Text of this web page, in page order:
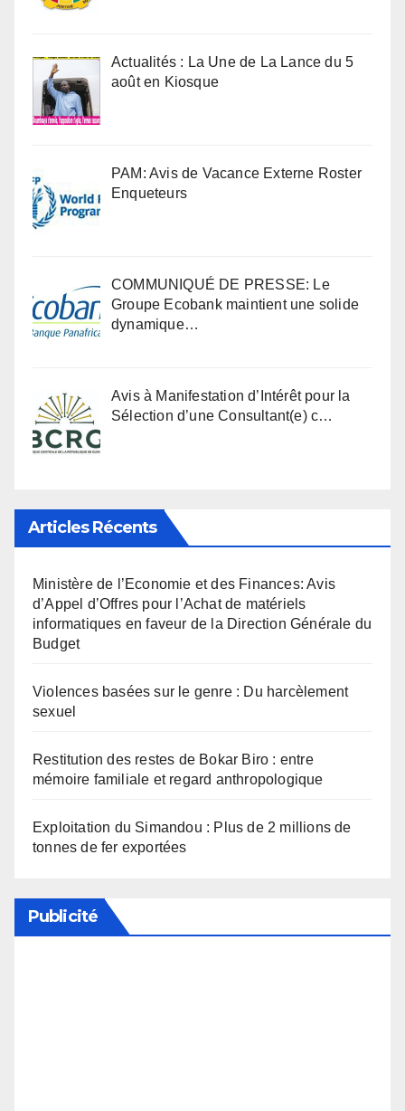
Actualités : La Une de La Lance du 5
août en Kiosque
PAM: Avis de Vacance Externe Roster
Enqueteurs
COMMUNIQUÉ DE PRESSE: Le
Groupe Ecobank maintient une solide
dynamique…
Avis à Manifestation d’Intérêt pour la
Sélection d’une Consultant(e) c…
Articles Récents
Ministère de l’Economie et des Finances: Avis
d’Appel d’Offres pour l’Achat de matériels
informatiques en faveur de la Direction Générale du
Budget
Violences basées sur le genre : Du harcèlement
sexuel
Restitution des restes de Bokar Biro : entre
mémoire familiale et regard anthropologique
Exploitation du Simandou : Plus de 2 millions de
tonnes de fer exportées
Publicité